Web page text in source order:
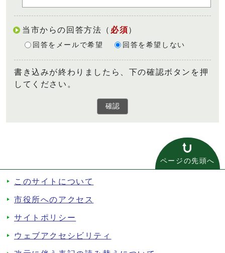
当市からの回答方法 （ 必須）
回答をメールで希望 回答を希望しない
書き込みが終わりましたら、下の確認ボタンを押
してください。
確認
ページの先頭へ
このサイトについて
市役所へのアクセス
サイトポリシー
ウェブアクセシビリティ